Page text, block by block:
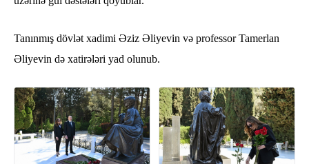
Tanınmış dövlət xadimi Əziz Əliyevin və professor Tamerlan
Əliyevin də xatirələri yad olunub.